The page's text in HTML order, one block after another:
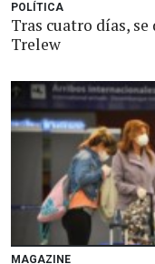
POLÍTICA
Tras cuatro días,
Trelew
MAGAZINE